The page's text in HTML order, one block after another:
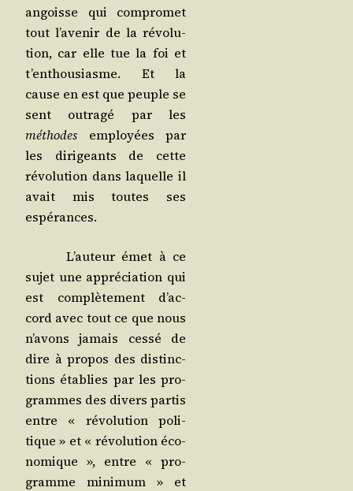
angoisse qui com­pro­met
tout l’a­ve­nir de la révo­lu­
tion, car elle tue la foi et
t’en­thou­siasme. Et la
cause en est que peuple se
sent outra­gé par les
méthodes employées par
les diri­geants de cette
révo­lu­tion dans laquelle il
avait mis toutes ses
espérances.
L’au­teur émet à ce
sujet une appré­cia­tion qui
est com­plè­te­ment d’ac­
cord avec tout ce que nous
n’a­vons jamais ces­sé de
dire à pro­pos des dis­tinc­
tions éta­blies par les pro­
grammes des divers par­tis
entre « révo­lu­tion poli­
tique » et « révo­lu­tion éco­
no­mique », entre « pro­
gramme mini­mum » et